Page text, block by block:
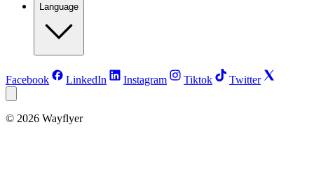
Language
Facebook LinkedIn Instagram Tiktok Twitter
© 2026 Wayflyer